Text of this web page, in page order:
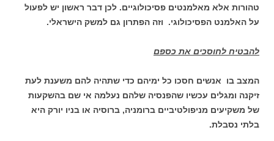
טהורות אלא מאלמנטים פסיכולוגיים. לכן דבר ראשון יש לפעול
על האלמנט הפסיכולוגי. וזה הפתרון גם למשק הישראלי.
להבטיח לחוסכים את כספם
המצב בו אנשים חסכו כל ימיהם כדי שתהיה להם משענת לעת
זיקנה ומגלים עכשיו שהפנסיה שלהם נעלמה אי שם בהשקעות
של משקיעים מניפולטיביים ברומניה, ברוסיה או בניו יורק היא
בלתי נסבלת.